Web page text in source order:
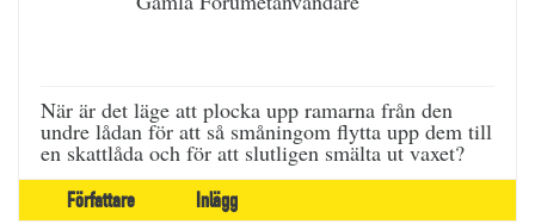
När är det läge att plocka upp ramarna från den
undre lådan för att så småningom flytta upp dem till
en skattlåda och för att slutligen smälta ut vaxet?
Författare Inlägg